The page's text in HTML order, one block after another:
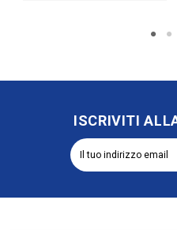
ISCRIVITI